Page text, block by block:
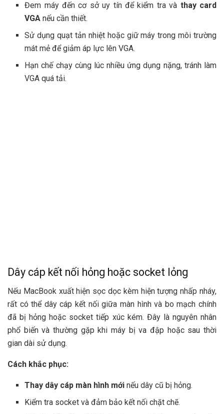
Đem máy đến cơ sở uy tín để kiểm tra và thay card
VGA nếu cần thiết.
Sử dụng quạt tản nhiệt hoặc giữ máy trong môi trường
mát mẻ để giảm áp lực lên VGA.
Hạn chế chạy cùng lúc nhiều ứng dụng nặng, tránh làm
VGA quá tải.
Dây cáp kết nối hỏng hoặc socket lỏng
Nếu MacBook xuất hiện sọc dọc kèm hiện tượng nhấp nháy,
rất có thể dây cáp kết nối giữa màn hình và bo mạch chính
đã bị hỏng hoặc socket tiếp xúc kém. Đây là nguyên nhân
phổ biến và thường gặp khi máy bị va đập hoặc sau thời
gian dài sử dụng.
Cách khắc phục:
Thay dây cáp màn hình mới nếu dây cũ bị hỏng.
Kiểm tra socket và đảm bảo kết nối chặt chẽ.